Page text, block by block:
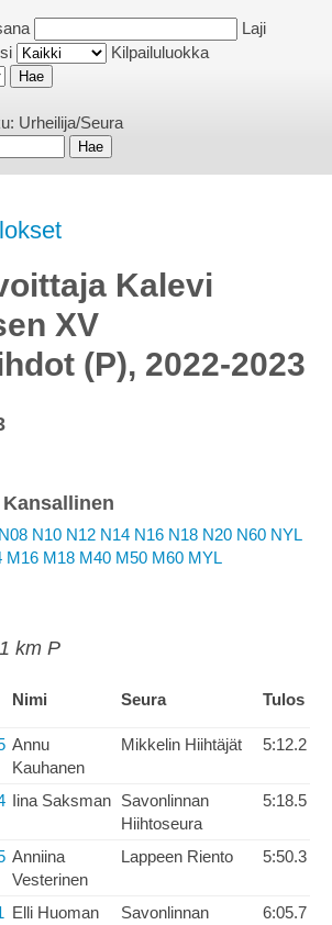
Laji
Kilpailuluokka
Urheilija/Seura
Kalevi
XV
(P), 2022-2023
N08 N10 N12 N14 N16 N18 N20 N60 NYL
M16 M18 M40 M50 M60 MYL
km P
Nimi Seura Tulos
Annu
Kauhanen
Mikkelin Hiihtäjät 5:12.2
Iina Saksman Savonlinnan
Hiihtoseura
5:18.5
Anniina
Vesterinen
Lappeen Riento 5:50.3
Elli Huoman
Savonlinnan
6:05.7